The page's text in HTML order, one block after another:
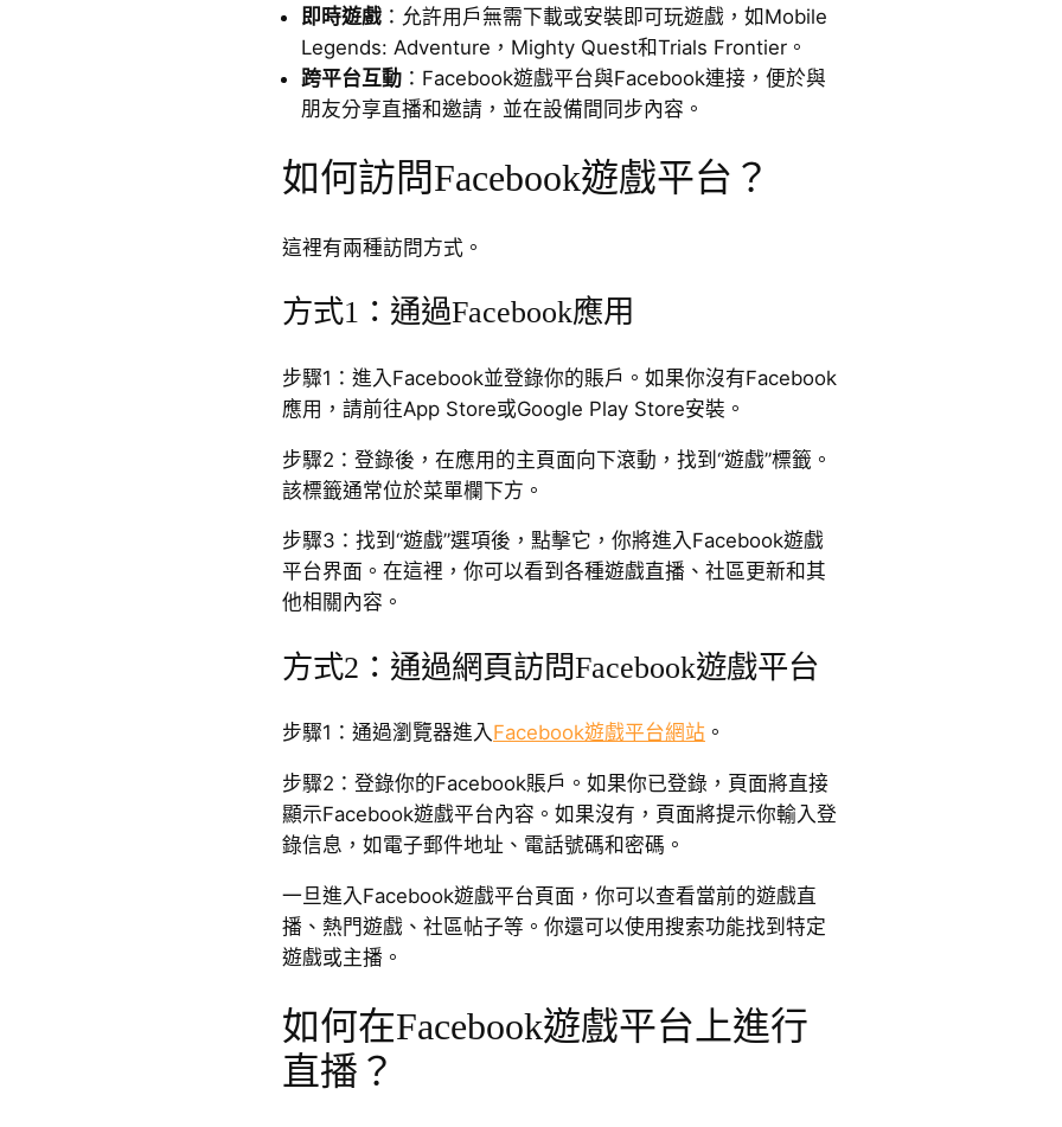
即時遊戲 ：允許用戶無需下載或安裝即可玩遊戲，如Mobile
Legends: Adventure，Mighty Quest和Trials Frontier。
跨平台互動 ：Facebook遊戲平台與Facebook連接，便於與
朋友分享直播和邀請，並在設備間同步內容。
如何訪問Facebook遊戲平台？
這裡有兩種訪問方式。
方式1：通過Facebook應用
步驟1：進入Facebook並登錄你的賬戶。如果你沒有Facebook
應用，請前往App Store或Google Play Store安裝。
步驟2：登錄後，在應用的主頁面向下滾動，找到“遊戲”標籤。
該標籤通常位於菜單欄下方。
步驟3：找到“遊戲”選項後，點擊它，你將進入Facebook遊戲
平台界面。在這裡，你可以看到各種遊戲直播、社區更新和其
他相關內容。
方式2：通過網頁訪問Facebook遊戲平台
步驟1：通過瀏覽器進入Facebook遊戲平台網站 。
步驟2：登錄你的Facebook賬戶。如果你已登錄，頁面將直接
顯示Facebook遊戲平台內容。如果沒有，頁面將提示你輸入登
錄信息，如電子郵件地址、電話號碼和密碼。
一旦進入Facebook遊戲平台頁面，你可以查看當前的遊戲直
播、熱門遊戲、社區帖子等。你還可以使用搜索功能找到特定
遊戲或主播。
如何在Facebook遊戲平台上進行
直播？